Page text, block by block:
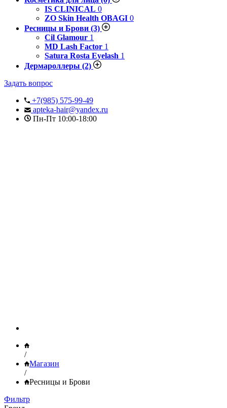
IS CLINICAL 0
ZO Skin Health OBAGI 0
Ресницы и Брови (3)
Cil Glamour 1
MD Lash Factor 1
Satura Rosta Eyelash 1
Дермароллеры (2)
Задать вопрос
+7(985) 575-99-49
apteka-hair@yandex.ru
Пн-Пт 10:00-18:00
/
Магазин
/
Ресницы и Брови
Фильтр